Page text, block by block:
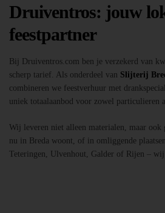
Druiventros: jouw
feestpartner
Bij Druiventros.com ben je verzekerd van
scherp tarief. Als onderdeel van Slijterij
combineren we feestverhuur met
uniek totaalaanbod voor zowel particulieren
Wij leveren niet alleen materialen, maar ook
nu in Breda woont, of in omliggende
Teteringen, Ulvenhout, Galder of Rijen –